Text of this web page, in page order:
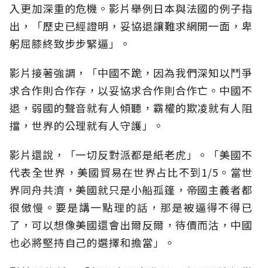
入更加深重的危機。影片舉例日本與法國的例子指
出，「歷史已經證明，妥協退讓難求網開一面，卑
躬屈膝終致步步緊逼」。
影片接著強調，「中國不跪，因為我們深知以鬥爭
求合作則合作存，以妥協求合作則合作亡。中國不
退，弱國的聲音就有人傾聽，霸權的欺凌就有人阻
擋，世界的公理就有人守護」。
影片還說，「一切反對派都是紙老虎」。「美國不
代表全世界，美國貿易在世界占比不到1/5。當世
界同舟共濟，美國就只是小船孤篷，帝國主義者都
很傲慢。要是講一點理的話，那是被逼得不得已
了，可以想像美國還會出爾反爾，待價而沽，中國
也必將堅持自己的選擇和擔當」。